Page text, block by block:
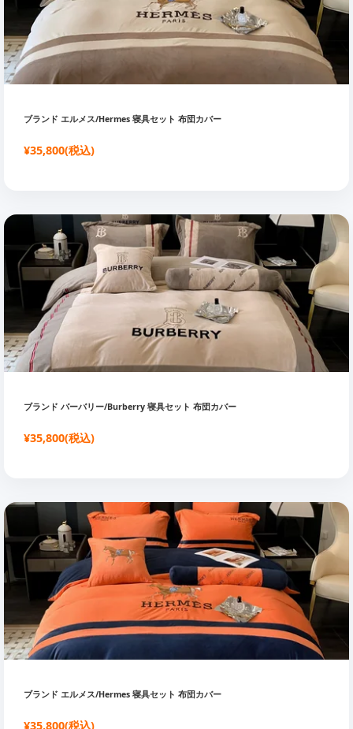
ブランド エルメス/Hermes 寝具セット 布団カバー
¥35,800(税込)
ブランド バーバリー/Burberry 寝具セット 布団カバー
¥35,800(税込)
ブランド エルメス/Hermes 寝具セット 布団カバー
¥35,800(税込)